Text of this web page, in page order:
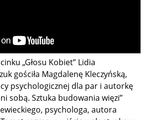
„Głosu Kobiet” Lidia
gościła Magdalenę Kleczyńską,
psychologicznej dla par i autorkę
sobą. Sztuka budowania więzi”
psychologa, autora